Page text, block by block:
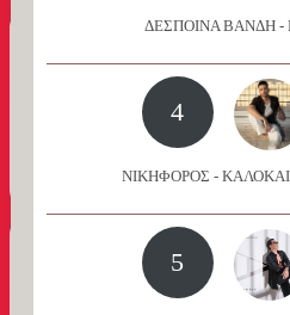
ΔΕΣΠΟΙΝΑ ΒΑΝΔΗ -
4
ΝΙΚΗΦΟΡΟΣ -
5